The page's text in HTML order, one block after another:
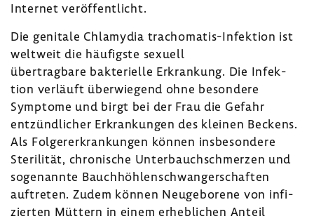
Internet veröf­fent­licht.
Die geni­tale Chla­mydia trachomatis-​Infektion ist
welt­weit die häufigste sexuell
über­trag­bare bakte­ri­elle Erkran­kung. Die Infek­
tion verläuft über­wie­gend ohne beson­dere
Symptome und birgt bei der Frau die Gefahr
entzünd­li­cher Erkran­kungen des kleinen Beckens.
Als Folger­er­kran­kungen können insbe­son­dere
Steri­lität, chro­ni­sche Unter­bauch­schmerzen und
soge­nannte Bauch­höh­len­schwan­ger­schaften
auftreten. Zudem können Neuge­bo­rene von infi­
zierten Müttern in einem erheb­li­chen Anteil